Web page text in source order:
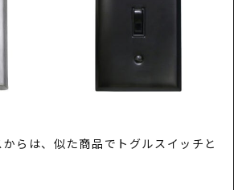
らは、似た商品でトグルスイッチと